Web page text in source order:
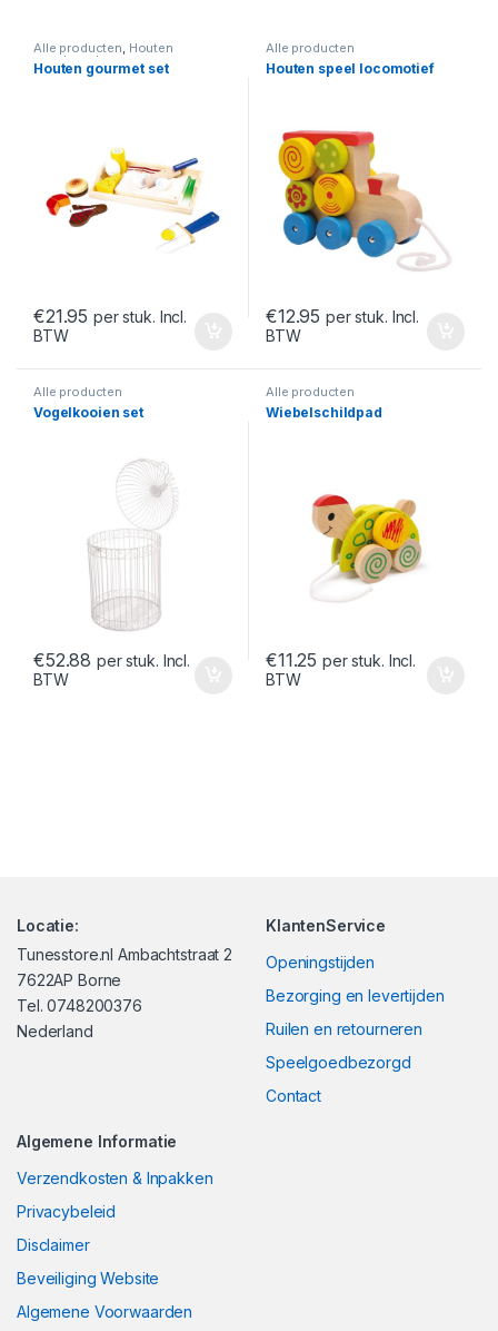
Alle producten, Houten
speelgoed
Houten gourmet set
€21.95 per stuk. Incl.
BTW
Alle producten
Houten speel locomotief
€12.95 per stuk. Incl.
BTW
Alle producten
Vogelkooien set
€52.88 per stuk. Incl.
BTW
Alle producten
Wiebelschildpad
€11.25 per stuk. Incl.
BTW
Locatie:
Tunesstore.nl Ambachtstraat 2
7622AP Borne
Tel. 0748200376
Nederland
KlantenService
Openingstijden
Bezorging en levertijden
Ruilen en retourneren
Speelgoedbezorgd
Contact
Algemene Informatie
Verzendkosten & Inpakken
Privacybeleid
Disclaimer
Beveiliging Website
Algemene Voorwaarden